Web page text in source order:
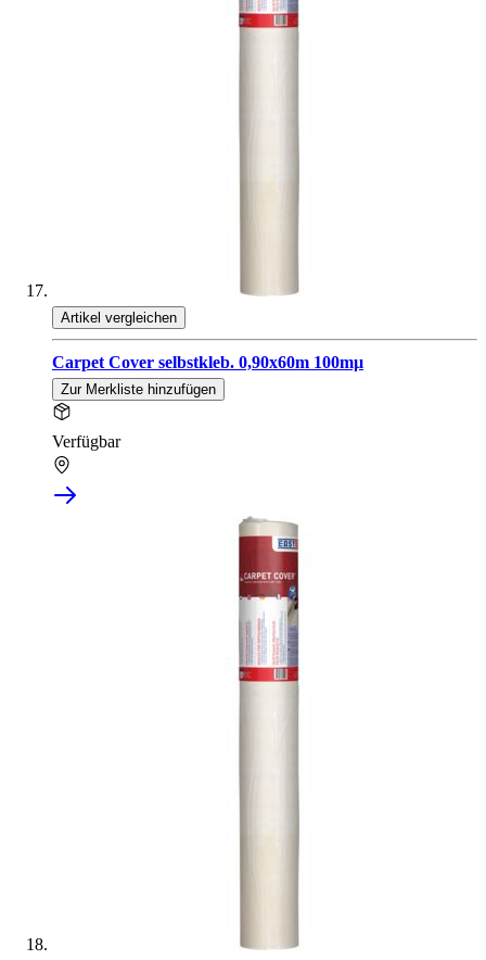
Artikel vergleichen
Carpet Cover selbstkleb. 0,90x60m 100mµ
Zur Merkliste hinzufügen
Verfügbar